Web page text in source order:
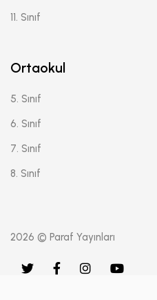
11. Sınıf
Ortaokul
5. Sınıf
6. Sınıf
7. Sınıf
8. Sınıf
2026 © Paraf Yayınları